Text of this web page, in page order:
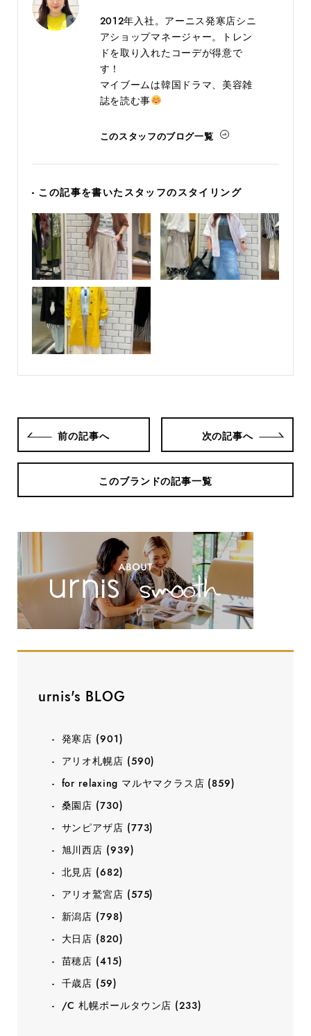
2012年入社。アーニス発寒店シニ
アショップマネージャー。トレン
ドを取り入れたコーデが得意で
す！
マイブームは韓国ドラマ、美容雑
誌を読む事
このスタッフのブログ一覧
- この記事を書いたスタッフのスタイリング
前の記事へ 次の記事へ
このブランドの記事一覧
urnis's BLOG
発寒店 (901)
アリオ札幌店 (590)
for relaxing マルヤマクラス店 (859)
桑園店 (730)
サンピアザ店 (773)
旭川西店 (939)
北見店 (682)
アリオ鷲宮店 (575)
新潟店 (798)
大日店 (820)
苗穂店 (415)
千歳店 (59)
/C 札幌ポールタウン店 (233)